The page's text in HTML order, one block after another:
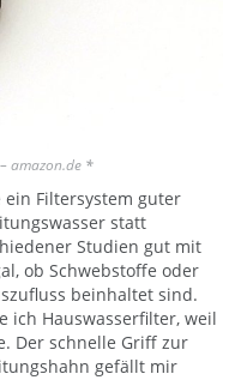
amazon.de *
Filtersystem guter
statt
Studien gut mit
ob Schwebstoffe oder
beinhaltet sind.
ich Hauswasserfilter, weil
Der schnelle Griff zur
gefällt mir